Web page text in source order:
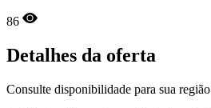
86
Detalhes da oferta
Consulte disponibilidade para sua região